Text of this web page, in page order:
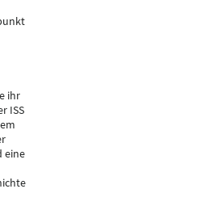
ihr
ISS
eine